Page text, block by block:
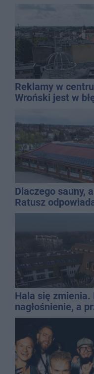
Reklamy w
Wroński jest w
Dlaczego sauny,
Ratusz
Hala się zmienia.
nagłośnienie, a
QEMETICA